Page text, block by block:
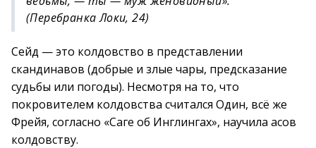
(Перебранка Локи, 24)
Сейд — это колдовство в представлении
скандинавов (добрые и злые чары, предсказание
судьбы или погоды). Несмотря на то, что
покровителем колдовства считался Один, всё же
Фрейя, согласно «Саге об Инглингах», научила асов
колдовству.